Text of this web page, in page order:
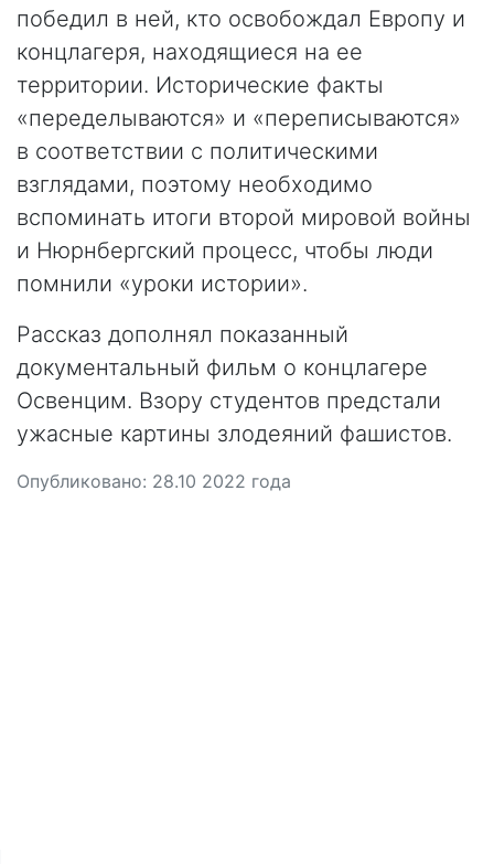
победил в ней, кто освобождал Европу и
концлагеря, находящиеся на ее
территории. Исторические факты
«переделываются» и «переписываются»
в соответствии с политическими
взглядами, поэтому необходимо
вспоминать итоги второй мировой войны
и Нюрнбергский процесс, чтобы люди
помнили «уроки истории».
Рассказ дополнял показанный
документальный фильм о концлагере
Освенцим. Взору студентов предстали
ужасные картины злодеяний фашистов.
Опубликовано: 28.10 2022 года